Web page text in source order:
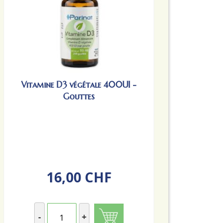
Vitamine D3 végétale 400UI -
Gouttes
16,00 CHF
- +